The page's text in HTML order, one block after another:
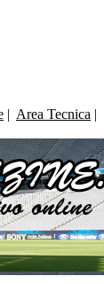
| Area Tecnica |